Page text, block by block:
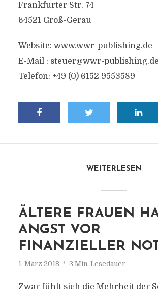
Frankfurter Str. 74
64521 Groß-Gerau
Website: www.wwr-publishing.de
E-Mail : steuer@wwr-publishing.de
Telefon: +49 (0) 6152 9553589
WEITERLESEN
ÄLTERE FRAUEN
ANGST VOR
FINANZIELLER
1. März 2018 3 Min. Lesedauer
Zwar fühlt sich die Mehrheit der